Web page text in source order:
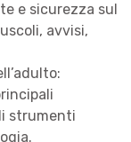
e sicurezza sul
avvisi,
strumenti